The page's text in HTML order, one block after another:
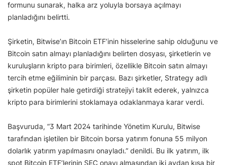
formunu sunarak, halka arz yoluyla borsaya açılmayı
planladığını belirtti.
Şirketin, Bitwise’ın Bitcoin ETF’inin hisselerine sahip olduğunu ve
Bitcoin satın almayı planladığını belirten dosyası, şirketlerin ve
kuruluşların kripto para birimleri, özellikle Bitcoin satın almayı
tercih etme eğiliminin bir parçası. Bazı şirketler, Strategy adlı
şirketin popüler hale getirdiği stratejiyi taklit ederek, yalnızca
kripto para birimlerini stoklamaya odaklanmaya karar verdi.
Başvuruda, “3 Mart 2024 tarihinde Yönetim Kurulu, Bitwise
tarafından işletilen bir Bitcoin borsa yatırım fonuna 55 milyon
dolarlık yatırım yapılmasını onayladı.” denildi. Bu ilk yatırım, ilk
spot Bitcoin ETF’lerinin SEC onayı almasından iki aydan kısa bir